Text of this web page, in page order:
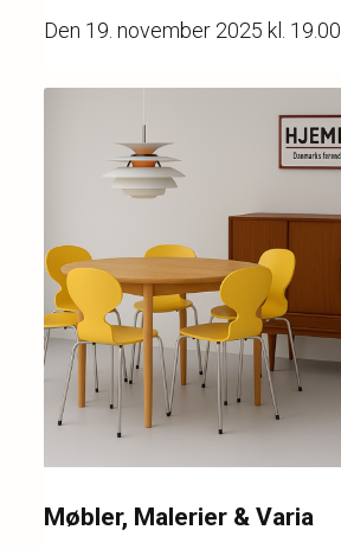
Den 19. november 2025 kl. 19.00
Møbler, Malerier & Varia